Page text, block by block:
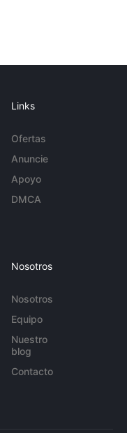
Links
Ofertas
Anuncie
Apoyo
DMCA
Nosotros
Nosotros
Equipo
Nuestro
blog
Contacto